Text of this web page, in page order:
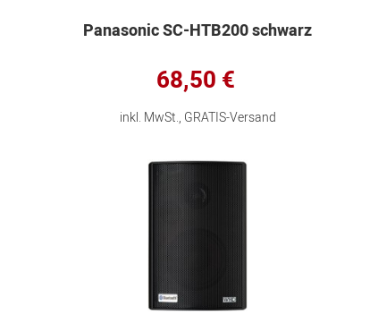
Panasonic SC-HTB200 schwarz
68,50 €
inkl. MwSt., GRATIS-Versand